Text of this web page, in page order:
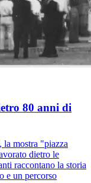
80 anni di
mostra "piazza
dietro le
raccontano la storia
e un percorso